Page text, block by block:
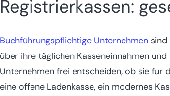
Registrierkassen:
Buchführungspflichtige Unternehmen sind
über ihre täglichen Kasseneinnahmen
Unternehmen frei entscheiden, ob sie für
eine offene Ladenkasse, ein modernes